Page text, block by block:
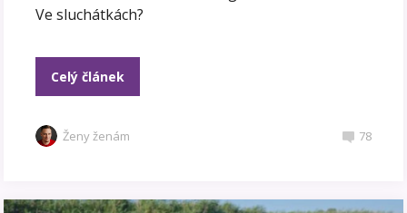
Ve sluchátkách?
Celý článek
Ženy ženám 78